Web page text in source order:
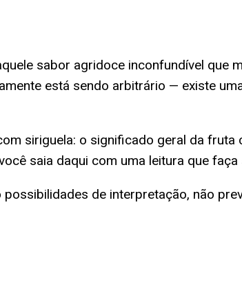
sabor agridoce inconfundível que
está sendo arbitrário — existe
siriguela: o significado geral da
saia daqui com uma leitura que
de interpretação, não